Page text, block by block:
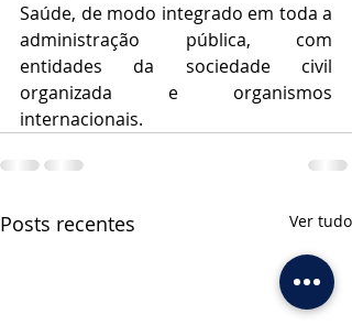
Saúde, de modo integrado em toda a
administração pública, com
entidades da sociedade civil
organizada e organismos
internacionais.
Posts recentes Ver tudo